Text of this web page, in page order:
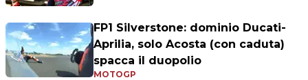
FP1 Silverstone: dominio Ducati-
Aprilia, solo Acosta (con caduta)
spacca il duopolio
MOTOGP